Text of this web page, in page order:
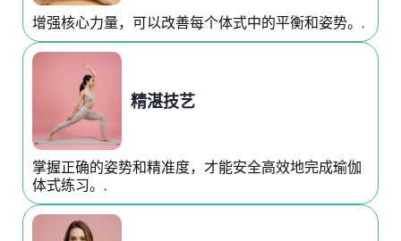
增强核心力量，可以改善每个体式中的平衡和姿势。.
精湛技艺
掌握正确的姿势和精准度，才能安全高效地完成瑜伽
体式练习。.